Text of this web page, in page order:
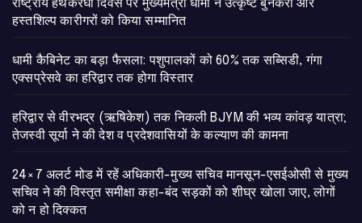
राष्ट्रीय हथकरघा दिवस पर मुख्यमंत्री धामी ने उत्कृष्ट बुनकरों और
हस्तशिल्प कारीगरों को किया सम्मानित
​धामी कैबिनेट का बड़ा फैसला: पशुपालकों को 60% तक सब्सिडी, गंगा
एक्सप्रेसवे का हरिद्वार तक होगा विस्तार
​हरिद्वार से वीरभद्र (ऋषिकेश) तक निकली BJYM की भव्य कांवड़ यात्रा;
तेजस्वी सूर्या ने की देश व प्रदेशवासियों के कल्याण की कामना
24×7 अलर्ट मोड में रहें अधिकारी-मुख्य सचिव मानसून-एसईओसी से मुख्य
सचिव ने की विस्तृत समीक्षा कहा-बंद सड़कों को शीघ्र खोला जाए, लोगों
को न हो दिक्कत